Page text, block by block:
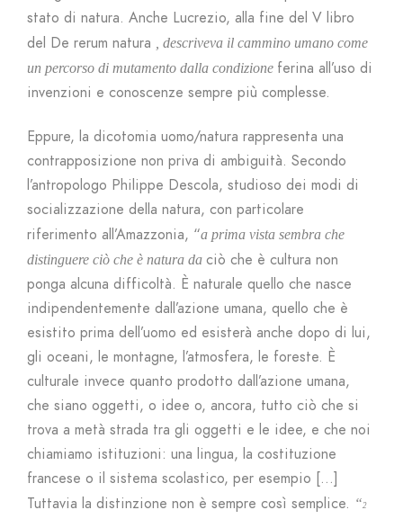
stato di natura. Anche Lucrezio, alla fine del V libro
del De rerum natura
, descriveva il cammino umano come
un percorso di mutamento dalla condizione ferina all’uso di
invenzioni e conoscenze sempre più complesse.
Eppure, la dicotomia uomo/natura rappresenta una
contrapposizione non priva di ambiguità. Secondo
l’antropologo Philippe Descola, studioso dei modi di
socializzazione della natura, con particolare
riferimento all’Amazzonia, “a prima vista sembra che
distinguere ciò che è natura da ciò che è cultura non
ponga alcuna difficoltà. È naturale quello che nasce
indipendentemente dall’azione umana, quello che è
esistito prima dell’uomo ed esisterà anche dopo di lui,
gli oceani, le montagne, l’atmosfera, le foreste. È
culturale invece quanto prodotto dall’azione umana,
che siano oggetti, o idee o, ancora, tutto ciò che si
trova a metà strada tra gli oggetti e le idee, e che noi
chiamiamo istituzioni: una lingua, la costituzione
francese o il sistema scolastico, per esempio […]
Tuttavia la distinzione non è sempre così semplice. “2